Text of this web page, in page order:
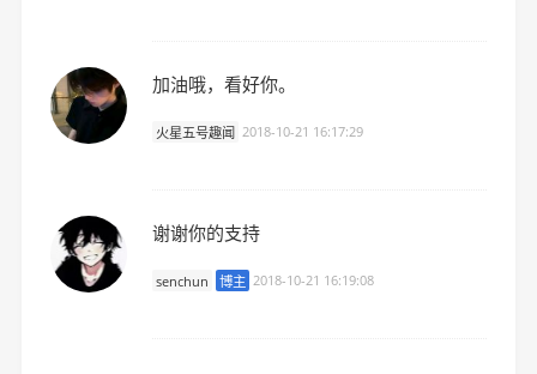
加油哦，看好你。
火星五号趣闻 2018-10-21 16:17:29
谢谢你的支持
senchun 博主 2018-10-21 16:19:08